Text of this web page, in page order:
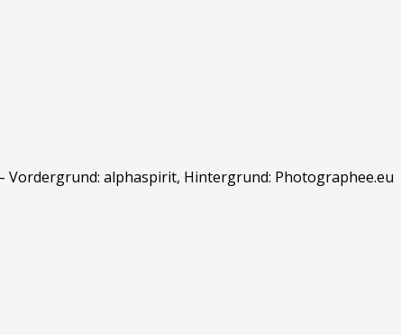
Vordergrund: alphaspirit, Hintergrund: Photographee.eu